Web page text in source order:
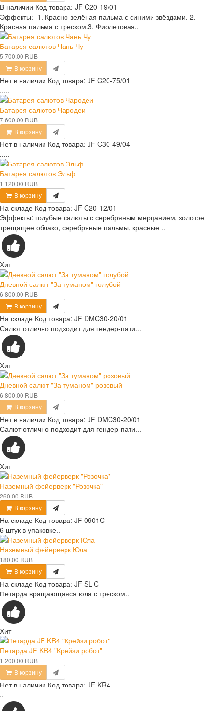
В наличии Код товара: JF C20-19/01
Эффекты: 1. Красно-зелёная пальма с синими звёздами. 2.
Красная пальма с треском.3. Фиолетовая..
Батарея салютов Чань Чу
5 700.00 RUB
В корзину
Нет в наличии Код товара: JF C20-75/01
.....
Батарея салютов Чародеи
7 600.00 RUB
В корзину
Нет в наличии Код товара: JF C30-49/04
.....
Батарея салютов Эльф
1 120.00 RUB
В корзину
На складе Код товара: JF C20-12/01
Эффекты: голубые салюты с серебряным мерцанием, золотое
трещащее облако, серебряные пальмы, красные ..
Хит
Дневной салют "За туманом" голубой
6 800.00 RUB
В корзину
На складе Код товара: JF DMC30-20/01
Салют отлично подходит для гендер-пати...
Хит
Дневной салют "За туманом" розовый
6 800.00 RUB
В корзину
Нет в наличии Код товара: JF DMC30-20/01
Салют отлично подходит для гендер-пати...
Хит
Наземный фейерверк "Розочка"
260.00 RUB
В корзину
На складе Код товара: JF 0901C
6 штук в упаковке..
Наземный фейерверк Юла
180.00 RUB
В корзину
На складе Код товара: JF SL-C
Петарда вращающаяся юла с треском..
Хит
Петарда JF KR4 "Крейзи робот"
1 200.00 RUB
В корзину
Нет в наличии Код товара: JF KR4
..